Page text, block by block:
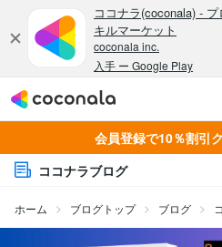
会員登録で10％割引
ココナラブログ
ホーム ブログトップ ブログ